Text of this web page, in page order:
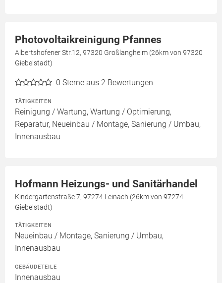
Photovoltaikreinigung Pfannes
Albertshofener Str.12, 97320 Großlangheim (26km von 97320
Giebelstadt)
0 Sterne aus 2 Bewertungen
TÄTIGKEITEN
Reinigung / Wartung, Wartung / Optimierung,
Reparatur, Neueinbau / Montage, Sanierung / Umbau,
Innenausbau
Hofmann Heizungs- und Sanitärhandel
Kindergartenstraße 7, 97274 Leinach (26km von 97274
Giebelstadt)
TÄTIGKEITEN
Neueinbau / Montage, Sanierung / Umbau,
Innenausbau
GEBÄUDETEILE
Innenausbau